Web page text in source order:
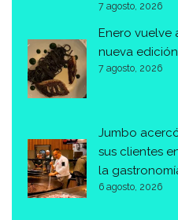
7 agosto, 2026
Enero vuelve
nueva
7 agosto, 2026
Jumbo
sus clientes
la
6 agosto, 2026